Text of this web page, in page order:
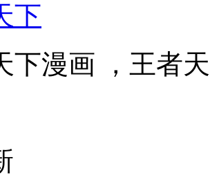
下
下漫画 ，王者